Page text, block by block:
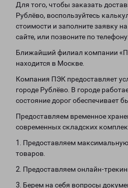
Для того, чтобы заказать
Рублёво, воспользуйтесь
стоимости и заполните заявку
сайте, или позвоните по телефону:
Ближайший филиал компании
находится в Москве.
Компания ПЭК предоставляет
городе Рублёво. В городе
состояние дорог обеспечивает
Предоставляем временное
современных складских
1. Предоставляем
товаров.
2. Предоставляем онлайн-
3. Берем на себя вопросы